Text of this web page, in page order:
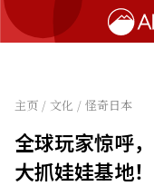
HOME
主页 / 文化 / 怪奇日本
全球玩家惊呼
大抓娃娃基地！